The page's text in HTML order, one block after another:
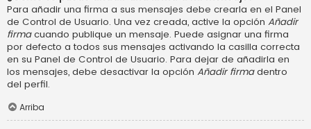
Para añadir una firma a sus mensajes debe crearla en el Panel
de Control de Usuario. Una vez creada, active la opción Añadir
firmacuando publique un mensaje. Puede asignar una firma
por defecto a todos sus mensajes activando la casilla correcta
en su Panel de Control de Usuario. Para dejar de añadirla en
los mensajes, debe desactivar la opción Añadir firmadentro
del perfil.
Arriba